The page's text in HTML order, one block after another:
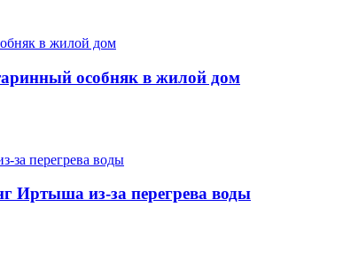
особняк в жилой дом
Иртыша из-за перегрева воды